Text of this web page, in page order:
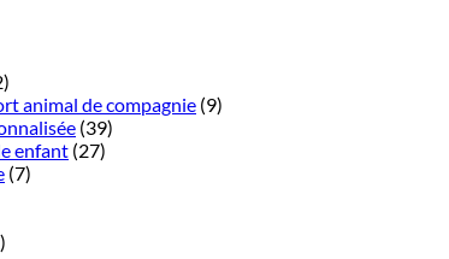
animal de compagnie (9)
(39)
enfant (27)
(7)